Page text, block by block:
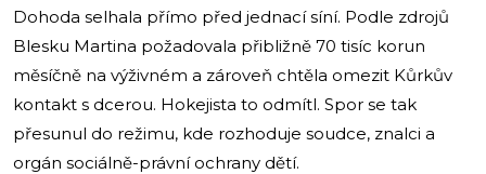
Dohoda selhala přímo před jednací síní. Podle zdrojů
Blesku Martina požadovala přibližně 70 tisíc korun
měsíčně na výživném a zároveň chtěla omezit Kůrkův
kontakt s dcerou. Hokejista to odmítl. Spor se tak
přesunul do režimu, kde rozhoduje soudce, znalci a
orgán sociálně-právní ochrany dětí.